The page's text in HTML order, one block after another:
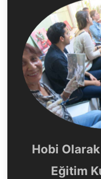
Hobi
Eğitim